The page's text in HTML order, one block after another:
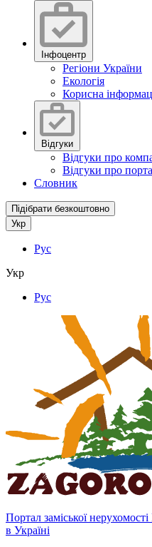
Інфоцентр
Регіони України
Екологія
Корисна
Відгуки
Відгуки про
Відгуки про
Словник
Підібрати безкоштовно
Укр
Рус
Укр
Рус
Портал заміської
в Україні